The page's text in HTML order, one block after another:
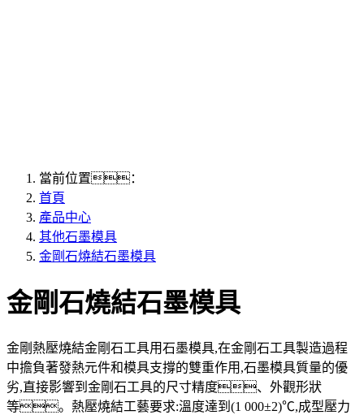
當前位置：
首頁
產品中心
其他石墨模具
金剛石燒結石墨模具
金剛石燒結石墨模具
金剛熱壓燒結金剛石工具用石墨模具,在金剛石工具製造過程
中擔負著發熱元件和模具支撐的雙重作用,石墨模具質量的優
劣,直接影響到金剛石工具的尺寸精度、外觀形狀
等。熱壓燒結工藝要求:溫度達到(1 000±2)℃,成型壓力